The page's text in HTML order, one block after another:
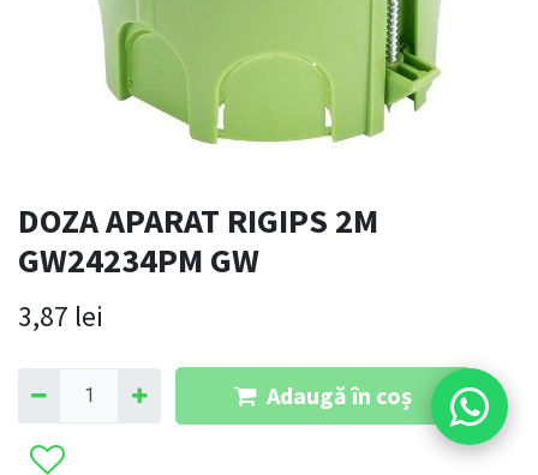
DOZA APARAT RIGIPS 2M
GW24234PM GW
3,87 lei
Adaugă în coș